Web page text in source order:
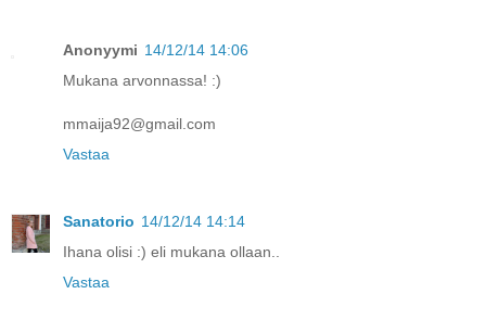
Anonyymi 14/12/14 14:06
Mukana arvonnassa! :)
mmaija92@gmail.com
Vastaa
Sanatorio 14/12/14 14:14
Ihana olisi :) eli mukana ollaan..
Vastaa